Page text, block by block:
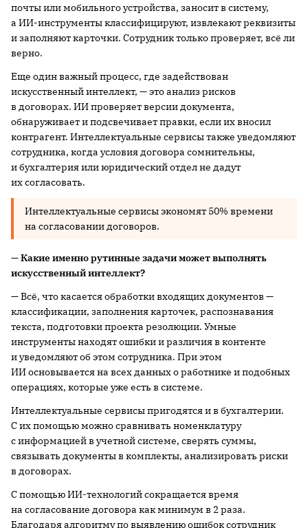
почты или мобильного устройства, заносит в систему,
а ИИ-инструменты классифицируют, извлекают реквизиты
и заполняют карточки. Сотрудник только проверяет, всё ли
верно.
Еще один важный процесс, где задействован
искусственный интеллект, — это анализ рисков
в договорах. ИИ проверяет версии документа,
обнаруживает и подсвечивает правки, если их вносил
контрагент. Интеллектуальные сервисы также уведомляют
сотрудника, когда условия договора сомнительны,
и бухгалтерия или юридический отдел не дадут
их согласовать.
Интеллектуальные сервисы экономят 50% времени
на согласовании договоров.
— Какие именно рутинные задачи может выполнять
искусственный интеллект?
— Всё, что касается обработки входящих документов —
классификации, заполнения карточек, распознавания
текста, подготовки проекта резолюции. Умные
инструменты находят ошибки и различия в контенте
и уведомляют об этом сотрудника. При этом
ИИ основывается на всех данных о работнике и подобных
операциях, которые уже есть в системе.
Интеллектуальные сервисы пригодятся и в бухгалтерии.
С их помощью можно сравнивать номенклатуру
с информацией в учетной системе, сверять суммы,
связывать документы в комплекты, анализировать риски
в договорах.
С помощью ИИ-технологий сокращается время
на согласование договора как минимум в 2 раза.
Благодаря алгоритму по выявлению ошибок сотрудник